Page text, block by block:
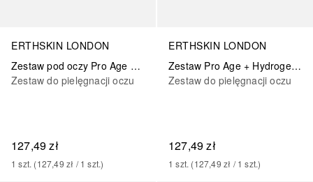
ERTHSKIN LONDON
Zestaw pod oczy Pro Age + Double Collagen
Zestaw do pielęgnacji oczu
127,49 zł
1 szt. (127,49 zł / 1 szt.)
ERTHSKIN LONDON
Zestaw Pro Age + Hydrogel Eye Set
Zestaw do pielęgnacji oczu
127,49 zł
1 szt. (127,49 zł / 1 szt.)